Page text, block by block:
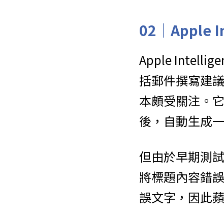
02｜ Apple
Apple
括郵件撰寫建
本頗受關注。
後，自動生成
但由於早期測
將標題內容錯
誤文字，因此